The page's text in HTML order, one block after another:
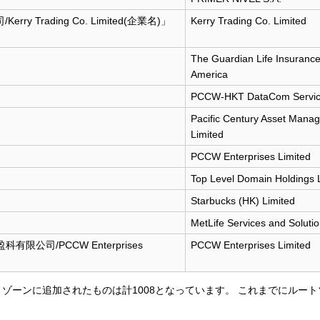
Trading Co. Limited(企業名)」
Kerry Trading Co. Limited
The Guardian Life
America
PCCW-HKT DataCom
Pacific Century Asset
Limited
PCCW Enterprises Limited
Top Level Domain Holdings
Starbucks (HK) Limited
MetLife Services and
科有限公司/PCCW Enterprises
PCCW Enterprises Limited
ーンに追加されたものは計1008となっています。 これまでにルー